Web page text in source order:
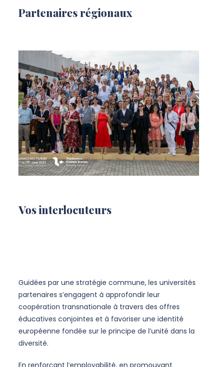
Partenaires régionaux
Vos interlocuteurs
Guidées par une stratégie commune, les universités
partenaires s’engagent à approfondir leur
coopération transnationale à travers des offres
éducatives conjointes et à favoriser une identité
européenne fondée sur le principe de l’unité dans la
diversité.
En renforçant l’employabilité, en promouvant